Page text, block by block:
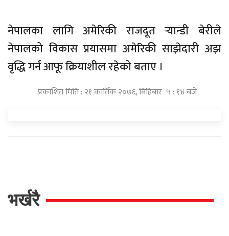
नेपालका लागि अमेरिकी राजदूत र्‍यान्डी बेरीले
नेपालको विकास प्रयासमा अमेरिकी साझेदारी अझ
वृद्धि गर्न आफू क्रियाशील रहेको बताए ।
प्रकाशित मिति : २१ कार्तिक २०७६, बिहिबार ५ : १४ बजे
भर्खरै